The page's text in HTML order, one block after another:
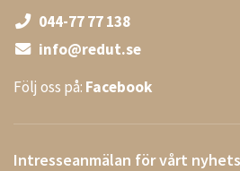
044-77 77 138
info@redut.se
Följ oss på: Facebook
Intresseanmälan för vårt